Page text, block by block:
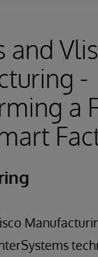
and
-
a